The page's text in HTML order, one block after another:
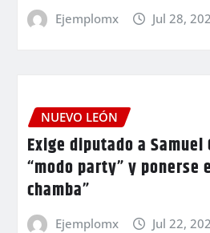
Ejemplomx Jul 28,
NUEVO LEÓN
Exige diputado a
“modo party” y ponerse
chamba”
Ejemplomx Jul 22,